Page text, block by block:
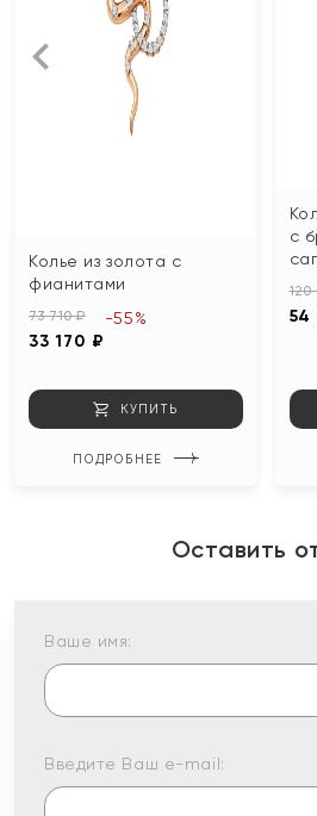
Колье из золота с
фианитами
73 710 ₽
33 170 ₽
-55%
КУПИТЬ
ПОДРОБНЕЕ
с
120
54
Оставить
Ваше имя:
Введите Ваш e-mail: